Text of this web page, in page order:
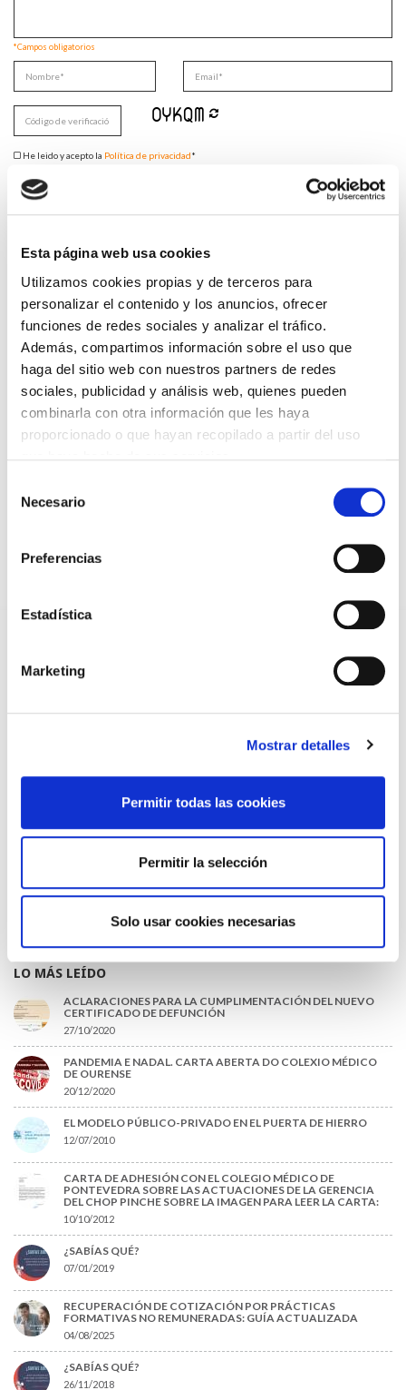
Esta página web usa cookies
Utilizamos cookies propias y de terceros para
personalizar el contenido y los anuncios, ofrecer
funciones de redes sociales y analizar el tráfico.
Además, compartimos información sobre el uso que
haga del sitio web con nuestros partners de redes
sociales, publicidad y análisis web, quienes pueden
combinarla con otra información que les haya
proporcionado o que hayan recopilado a partir del uso
Necesario
Preferencias
Estadística
Marketing
Mostrar detalles
Permitir todas las cookies
Permitir la selección
Solo usar cookies necesarias
*Campos obligatorios
He leido y acepto la Política de privacidad*
LABOR DE LOS TUTORES DE RESIDENTES
06/08/2026
LA ALIANZA MÉDICA POR LA SALUD PLANETARIA SE ADHIERE
AL PACTO DE ESTADO FRENTE A LA EMERGENCIA CLIMÁTICA
03/08/2026
PREMIOS DE LA REAL ACADEMIA DE MEDICINA DE GALICIA
2026
31/07/2026
22/07/2026
DEL CASCO Y DEL CINTURÓN DE SEGURIDAD
EL AUMENTO DE PRIMAS A MUFACE NO MEJORA LAS
CONDICIONES DE LOS MÉDICOS QUE ATIENDEN A
MUTUALISTAS
URGENTES ANTE LA SITUACIÓN CRÍTICA DEL SERVICIO DE
INFORME SOBRE LA CONSOLIDACIÓN DE GRADO A LAS/LOS
PUESTOS DE JEFATURA / DIRECCIÓN / COORDINACIÓN
SOSTENIBILIDAD Y SISTEMA SANITARIO: UN COMPROMISO
DE PAÍS»
22/06/2026
LO MÁS LEÍDO
ACLARACIONES PARA LA CUMPLIMENTACIÓN DEL NUEVO
CERTIFICADO DE DEFUNCIÓN
27/10/2020
PANDEMIA E NADAL. CARTA ABERTA DO COLEXIO MÉDICO
DE OURENSE
20/12/2020
EL MODELO PÚBLICO-PRIVADO EN EL PUERTA DE HIERRO
12/07/2010
CARTA DE ADHESIÓN CON EL COLEGIO MÉDICO DE
PONTEVEDRA SOBRE LAS ACTUACIONES DE LA GERENCIA
DEL CHOP PINCHE SOBRE LA IMAGEN PARA LEER LA CARTA:
10/10/2012
¿SABÍAS QUÉ?
07/01/2019
RECUPERACIÓN DE COTIZACIÓN POR PRÁCTICAS
FORMATIVAS NO REMUNERADAS: GUÍA ACTUALIZADA
04/08/2025
¿SABÍAS QUÉ?
26/11/2018